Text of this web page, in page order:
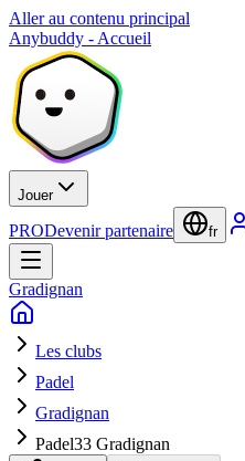
Aller au contenu principal
Anybuddy - Accueil
Jouer
PRODevenir partenaire fr
Gradignan
Les clubs
Padel
Gradignan
Padel33 Gradignan